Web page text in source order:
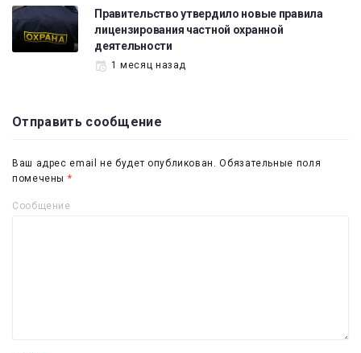
Правительство утвердило новые правила
лицензирования частной охранной
деятельности
1 месяц назад
Отправить сообщение
Ваш адрес email не будет опубликован. Обязательные поля
помечены *
Сообщение